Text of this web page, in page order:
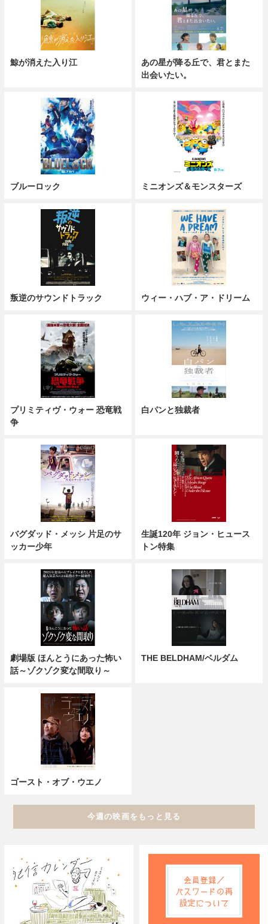
鯨が消えた入り江
あの星が降る丘で、君とまた
出会いたい。
ブルーロック ミニオンズ＆モンスターズ
叛逆のサウンドトラック ウィー・ハブ・ア・ドリーム
プリミティヴ・ウォー 恐竜戦
争
白パンと独裁者
バグダッド・メッシ 片足のサ
ッカー少年
生誕120年 ジョン・ヒュース
トン特集
劇場版 ほんとうにあった怖い
話～ゾクゾク変な間取り～
THE BELDHAM/ベルダム
ゴースト・オブ・ウエノ
今週の映画をもっと見る